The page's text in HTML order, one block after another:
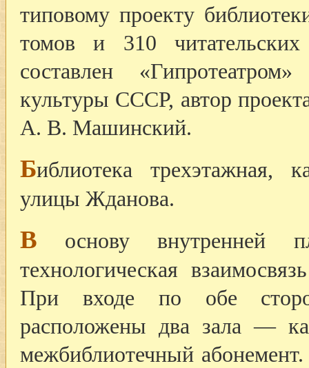
типовому проекту
томов и 310
составлен
культуры СССР, автор
А. В. Машинский.
Библиотека трехэтажная,
улицы Жданова.
В основу внутренней
технологическая
При входе по обе
расположены два зала —
межбиблиотечный